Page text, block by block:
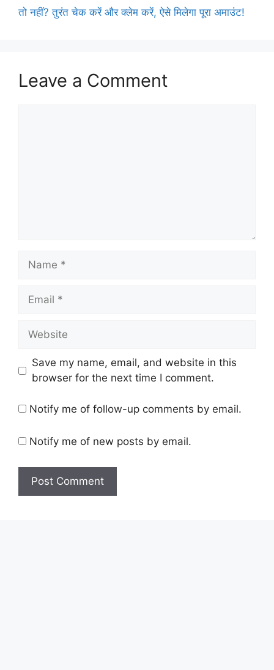
तो नहीं? तुरंत चेक करें और क्लेम करें, ऐसे मिलेगा पूरा अमाउंट!
Leave a Comment
Name
Email
Website
Save my name, email, and website in this
browser for the next time I comment.
Notify me of follow-up comments by email.
Notify me of new posts by email.